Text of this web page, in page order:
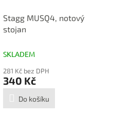
Stagg MUSQ4, notový
stojan
SKLADEM
281 Kč bez DPH
340 Kč
Do košíku